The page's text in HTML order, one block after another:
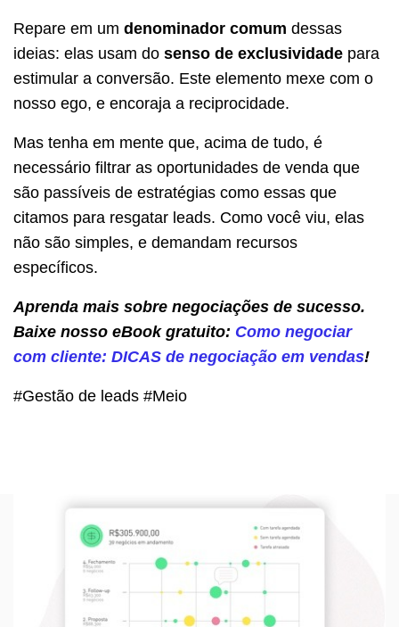
Repare em um denominador comum dessas
ideias: elas usam do senso de exclusividade para
estimular a conversão. Este elemento mexe com o
nosso ego, e encoraja a reciprocidade.
Mas tenha em mente que, acima de tudo, é
necessário filtrar as oportunidades de venda que
são passíveis de estratégias como essas que
citamos para resgatar leads. Como você viu, elas
não são simples, e demandam recursos
específicos.
Aprenda mais sobre negociações de sucesso.
Baixe nosso eBook gratuito: Como negociar
com cliente: DICAS de negociação em vendas!
#Gestão de leads #Meio